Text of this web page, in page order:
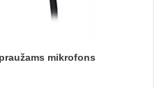
mikrofons